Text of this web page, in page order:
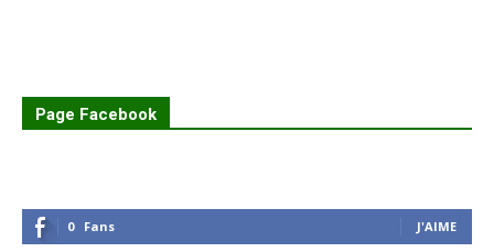
Page Facebook
0 Fans J'AIME